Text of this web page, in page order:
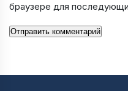
браузере для
Отправить комментарий